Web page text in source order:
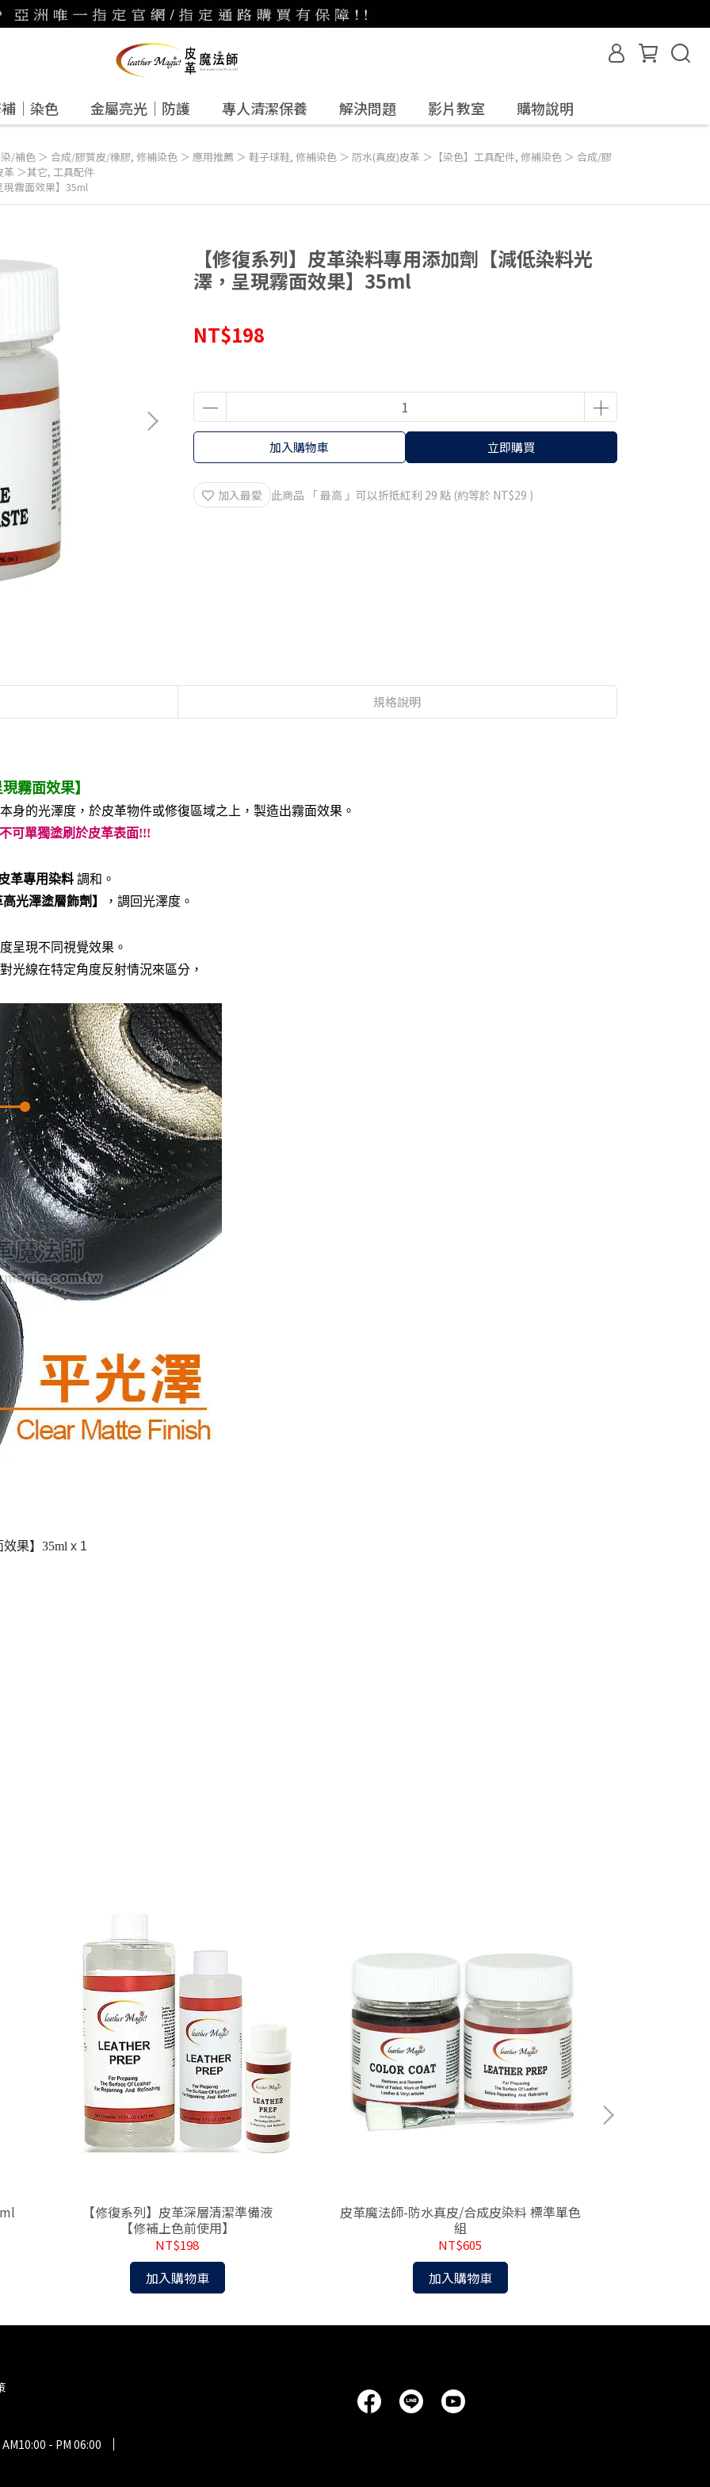
｜染色 金屬亮光｜防護 專人清潔保養 解決問題 影片教室 購物說明
染/補色 ＞ 合成/膠質皮/橡膠, 修補染色 ＞ 應用推薦 ＞ 鞋子球鞋, 修補染色 ＞ 防水(真皮)皮革 ＞【染色】工具配件, 修補染色 ＞ 合成/膠
革 ＞其它, 工具配件
霧面效果】35ml
【修復系列】皮革染料專用添加劑【減低染料光
澤，呈現霧面效果】35ml
NT$198
加入購物車 立即購買
加入最愛 此商品 「 最高 」可以折抵紅利 29 點 (約等於 NT$29 )
規格說明
霧面效果】
身的光澤度，於皮革物件或修復區域之上，製造出霧面效果。
可單獨塗刷於皮革表面!!!
革專用染料 調和。
光澤塗層飾劑】
，調回光澤度。
呈現不同視覺效果。
光線在特定角度反射情況來區分，
果】35ml x 1
【修復系列】皮革深層清潔準備液
【修補上色前使用】
NT$198
加入購物車
皮革魔法師-防水真皮/合成皮染料 標準單色
組
NT$605
加入購物車
- PM 06:00